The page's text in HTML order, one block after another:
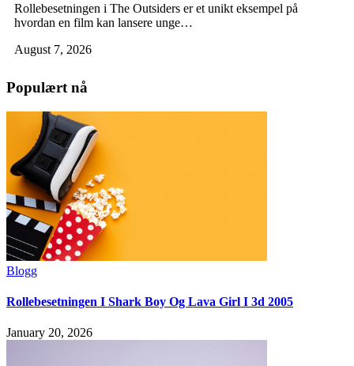
Rollebesetningen i The Outsiders er et unikt eksempel på
hvordan en film kan lansere unge…
August 7, 2026
Populært nå
Blogg
Rollebesetningen I Shark Boy Og Lava Girl I 3d 2005
January 20, 2026